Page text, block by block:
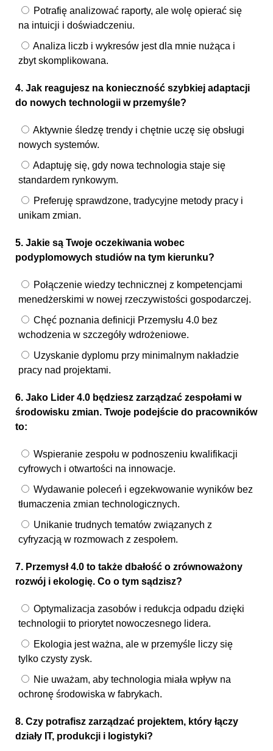
Potrafię analizować raporty, ale wolę opierać się
na intuicji i doświadczeniu.
Analiza liczb i wykresów jest dla mnie nużąca i
zbyt skomplikowana.
4. Jak reagujesz na konieczność szybkiej adaptacji
do nowych technologii w przemyśle?
Aktywnie śledzę trendy i chętnie uczę się obsługi
nowych systemów.
Adaptuję się, gdy nowa technologia staje się
standardem rynkowym.
Preferuję sprawdzone, tradycyjne metody pracy i
unikam zmian.
5. Jakie są Twoje oczekiwania wobec
podyplomowych studiów na tym kierunku?
Połączenie wiedzy technicznej z kompetencjami
menedżerskimi w nowej rzeczywistości gospodarczej.
Chęć poznania definicji Przemysłu 4.0 bez
wchodzenia w szczegóły wdrożeniowe.
Uzyskanie dyplomu przy minimalnym nakładzie
pracy nad projektami.
6. Jako Lider 4.0 będziesz zarządzać zespołami w
środowisku zmian. Twoje podejście do pracowników
to:
Wspieranie zespołu w podnoszeniu kwalifikacji
cyfrowych i otwartości na innowacje.
Wydawanie poleceń i egzekwowanie wyników bez
tłumaczenia zmian technologicznych.
Unikanie trudnych tematów związanych z
cyfryzacją w rozmowach z zespołem.
7. Przemysł 4.0 to także dbałość o zrównoważony
rozwój i ekologię. Co o tym sądzisz?
Optymalizacja zasobów i redukcja odpadu dzięki
technologii to priorytet nowoczesnego lidera.
Ekologia jest ważna, ale w przemyśle liczy się
tylko czysty zysk.
Nie uważam, aby technologia miała wpływ na
ochronę środowiska w fabrykach.
8. Czy potrafisz zarządzać projektem, który łączy
działy IT, produkcji i logistyki?